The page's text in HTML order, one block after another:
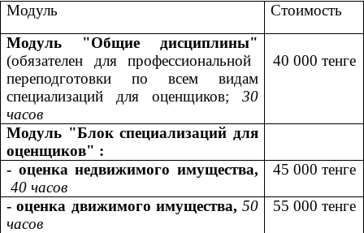
Модуль
Стоимость
Модуль "Общие дисциплины"
(обязателен для профессиональной
переподготовки по всем видам
специализаций для оценщиков; 30
часов
40 000 тенге
Модуль "Блок специализаций для
оценщиков" :
- оценка недвижимого имущества,
40 часов
45 000 тенге
- оценка движимого имущества, 50
часов
55 000 тенге